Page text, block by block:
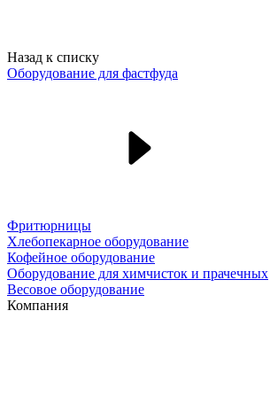
Назад к списку
Оборудование для фастфуда
Фритюрницы
Хлебопекарное оборудование
Кофейное оборудование
Оборудование для химчисток и прачечных
Весовое оборудование
Компания